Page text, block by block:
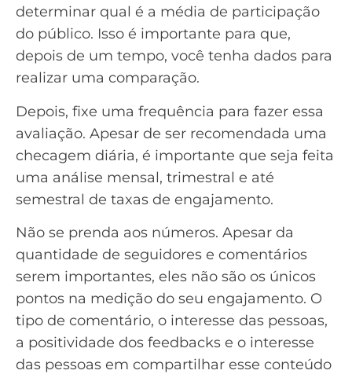
determinar qual é a média de participação
do público. Isso é importante para que,
depois de um tempo, você tenha dados para
realizar uma comparação.
Depois, fixe uma frequência para fazer essa
avaliação. Apesar de ser recomendada uma
checagem diária, é importante que seja feita
uma análise mensal, trimestral e até
semestral de taxas de engajamento.
Não se prenda aos números. Apesar da
quantidade de seguidores e comentários
serem importantes, eles não são os únicos
pontos na medição do seu engajamento. O
tipo de comentário, o interesse das pessoas,
a positividade dos feedbacks e o interesse
das pessoas em compartilhar esse conteúdo